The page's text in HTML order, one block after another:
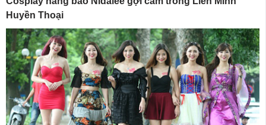
Huyền Thoại